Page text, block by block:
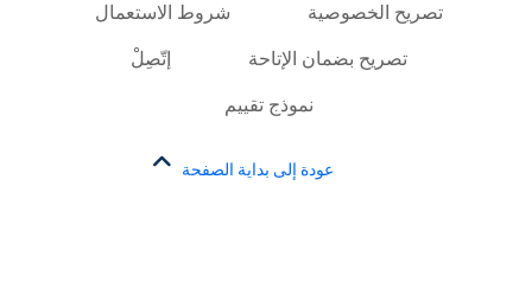
تصريح الخصوصية شروط الاستعمال
تصريح بضمان الإتاحة إتّصِلْ
نموذج تقييم
عودة إلى بداية الصفحة